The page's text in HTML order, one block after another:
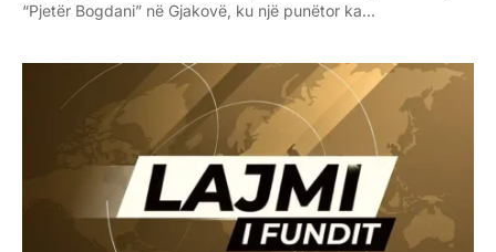
“Pjetër Bogdani” në Gjakovë, ku një punëtor ka…